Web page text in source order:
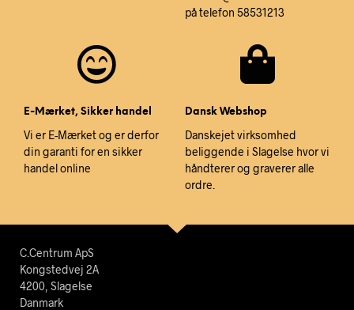
på telefon 58531213
E-Mærket, Sikker handel
Vi er E-Mærket og er derfor
din garanti for en sikker
handel online
Dansk Webshop
Danskejet virksomhed
beliggende i Slagelse hvor vi
håndterer og graverer alle
ordre.
C.Centrum ApS
Kongstedvej 2A
4200, Slagelse
Danmark